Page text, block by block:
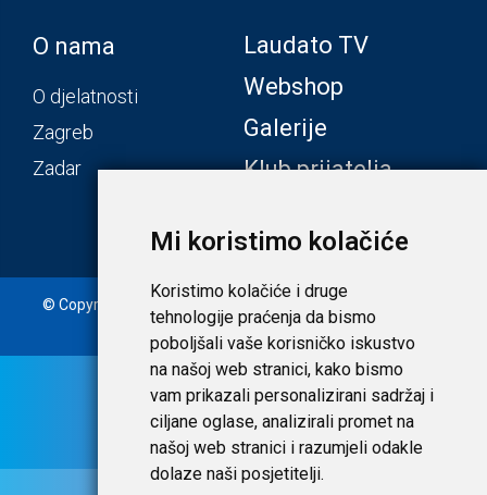
Mi koristimo kolačiće
Koristimo kolačiće i druge
tehnologije praćenja da bismo
poboljšali vaše korisničko iskustvo
na našoj web stranici, kako bismo
vam prikazali personalizirani sadržaj i
ciljane oglase, analizirali promet na
našoj web stranici i razumjeli odakle
dolaze naši posjetitelji.
O nama
O djelatnosti
Zagreb
Zadar
Laudato TV
Webshop
Galerije
Klub prijatelja
© Copyright 2020. Laudato d.o.o. | Tečaj konverzije: 1 EUR =
7,53450 HRK | Uvjeti i privatnost